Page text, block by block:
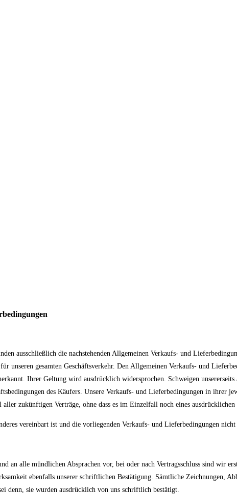
ausschließlich die nachstehenden Allgemeinen Verkaufs- und
unseren gesamten Geschäftsverkehr. Den Allgemeinen Verkaufs- und
Ihrer Geltung wird ausdrücklich widersprochen. Schweigen
des Käufers. Unsere Verkaufs- und Lieferbedingungen in ihrer
aller zukünftigen Verträge, ohne dass es im Einzelfall noch eines
vereinbart ist und die vorliegenden Verkaufs- und Lieferbedingungen
an alle mündlichen Absprachen vor, bei oder nach Vertragsschluss sind wir
ebenfalls unserer schriftlichen Bestätigung. Sämtliche Zeichnungen,
denn, sie wurden ausdrücklich von uns schriftlich bestätigt.